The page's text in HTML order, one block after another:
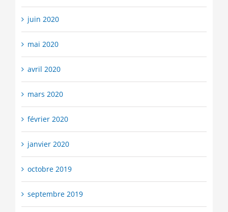
juin 2020
mai 2020
avril 2020
mars 2020
février 2020
janvier 2020
octobre 2019
septembre 2019